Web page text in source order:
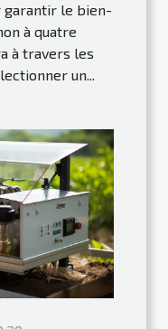
garantir le bien-
à quatre
à travers les
un...